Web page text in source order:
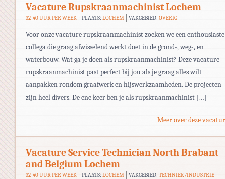
Vacature Rupskraanmachinist Lochem
32-40 UUR PER WEEK PLAATS: LOCHEM VAKGEBIED:OVERIG
Voor onze vacature rupskraanmachinist zoeken we een enthousiaste
collega die graag afwisselend werkt doet in de grond-, weg-, en
waterbouw. Wat ga je doen als rupskraanmachinist? Deze vacature
rupskraanmachinist past perfect bij jou als je graag alles wilt
aanpakken rondom graafwerk en hijswerkzaamheden. De projecten
zijn heel divers. De ene keer ben je als rupskraanmachinist […]
Meer over deze
Vacature Service Technician North Brabant
and Belgium Lochem
32-40 UUR PER WEEK PLAATS: LOCHEM VAKGEBIED:TECHNIEK/INDUSTRIE